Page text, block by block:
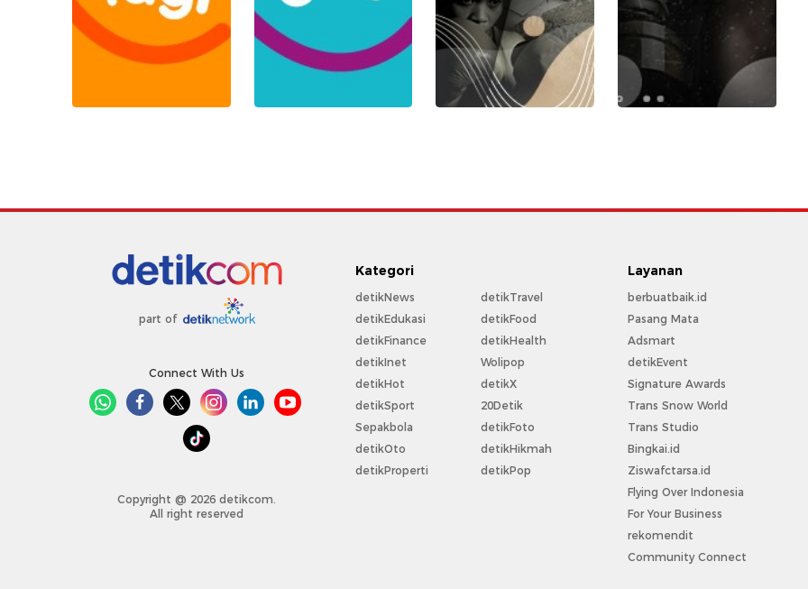
part of
Connect With Us
Copyright @ 2026 detikcom.
All right reserved
Kategori
detikNews
detikEdukasi
detikFinance
detikInet
detikHot
detikSport
Sepakbola
detikOto
detikProperti
detikTravel
detikFood
detikHealth
Wolipop
detikX
20Detik
detikFoto
detikHikmah
detikPop
Layanan
berbuatbaik.id
Pasang Mata
Adsmart
detikEvent
Signature Awards
Trans Snow World
Trans Studio
Bingkai.id
Ziswafctarsa.id
Flying Over Indonesia
For Your Business
rekomendit
Community Connect